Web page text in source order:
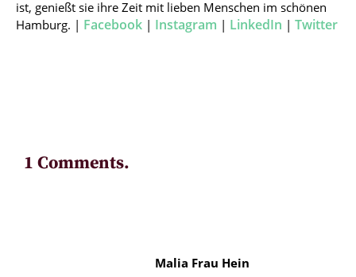
ist, genießt sie ihre Zeit mit lieben Menschen im schönen
Hamburg. | Facebook | Instagram | LinkedIn | Twitter
1 Comments.
Malia Frau Hein